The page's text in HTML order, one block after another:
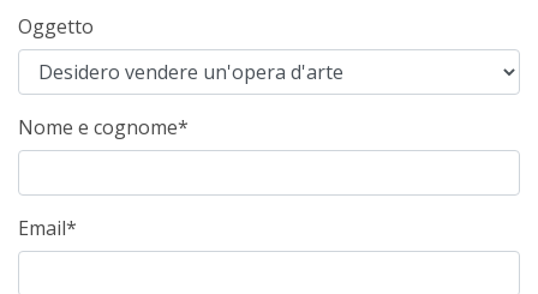
Oggetto
Nome e cognome*
Email*